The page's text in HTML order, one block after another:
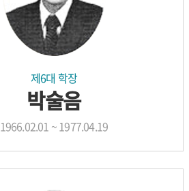
제6대 학장
박술음
1966.02.01 ~ 1977.04.19